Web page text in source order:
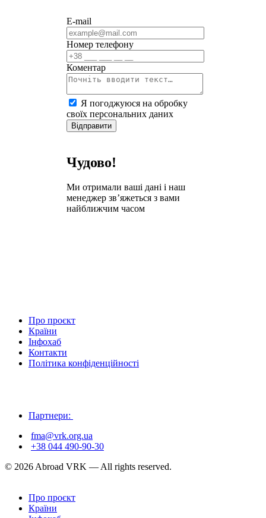
E-mail
Номер телефону
Коментар
Я погоджуюся на обробку
своїх персональних даних
Відправити
Чудово!
Ми отримали ваші дані і наш
менеджер зв’яжеться з вами
найближчим часом
Про проєкт
Країни
Інфохаб
Контакти
Політика конфіденційності
Партнери:
fma@vrk.org.ua
+38 044 490-90-30
© 2026 Abroad VRK — All rights reserved.
Про проєкт
Країни